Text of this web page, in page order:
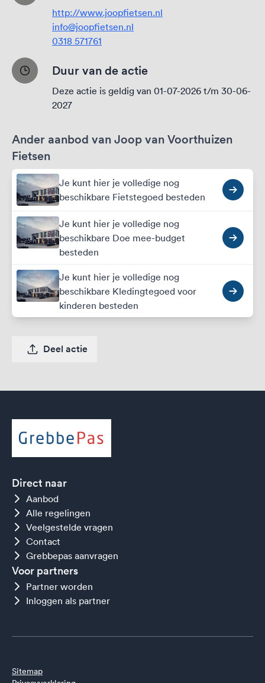
http://www.joopfietsen.nl
info@joopfietsen.nl
0318 571761
Duur van de actie
Deze actie is geldig van 01-07-2026 t/m 30-06-
2027
Ander aanbod van Joop van Voorthuizen
Fietsen
Je kunt hier je volledige nog
beschikbare Fietstegoed besteden
Je kunt hier je volledige nog
beschikbare Doe mee-budget
besteden
Je kunt hier je volledige nog
beschikbare Kledingtegoed voor
kinderen besteden
Deel actie
Direct naar
Aanbod
Alle regelingen
Veelgestelde vragen
Contact
Grebbepas aanvragen
Voor partners
Partner worden
Inloggen als partner
Sitemap